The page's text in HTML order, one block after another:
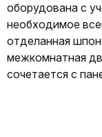
оборудована с
необходимое
отделанная
межкомнатная
сочетается с